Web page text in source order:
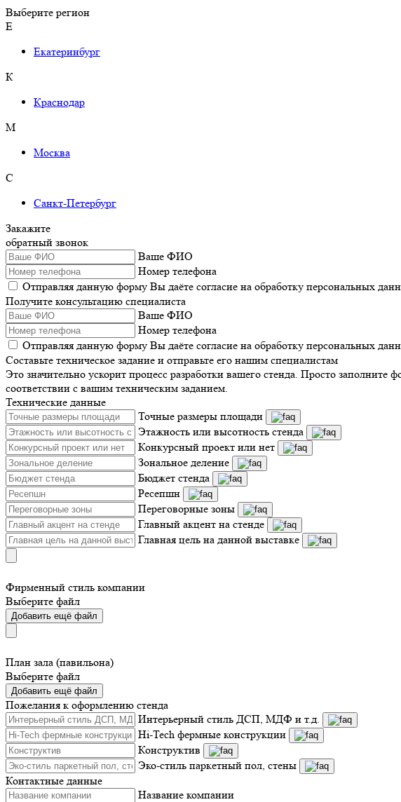
Выберите регион
Е
Екатеринбург
К
Краснодар
М
Москва
С
Санкт-Петербург
Закажите
обратный звонок
Ваше ФИО
Номер телефона
Отправляя данную форму Вы даёте согласие на обработку персональных
Получите консультацию специалиста
Ваше ФИО
Номер телефона
Отправляя данную форму Вы даёте согласие на обработку персональных
Составьте техническое задание и отправьте его нашим специалистам
Это значительно ускорит процесс разработки вашего стенда. Просто
соответствии с вашим техническим заданием.
Технические данные
Точные размеры площади
Этажность или высотность стенда
Конкурсный проект или нет
Зональное деление
Бюджет стенда
Ресепшн
Переговорные зоны
Главный акцент на стенде
Главная цель на данной выставке
Фирменный стиль компании
Выберите файл
Добавить ещё файл
План зала (павильона)
Выберите файл
Добавить ещё файл
Пожелания к оформлению стенда
Интерьерный стиль ДСП, МДФ и т.д.
Hi-Tech фермные конструкции
Конструктив
Эко-стиль паркетный пол, стены
Контактные данные
Название компании